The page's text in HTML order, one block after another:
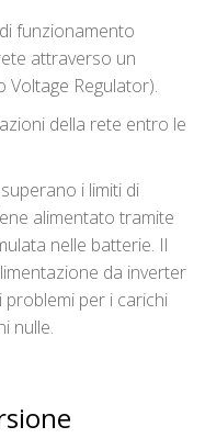
funzionamento
attraverso un
Voltage Regulator).
della rete entro le
i limiti di
alimentato tramite
nelle batterie. Il
da inverter
per i carichi
nulle.